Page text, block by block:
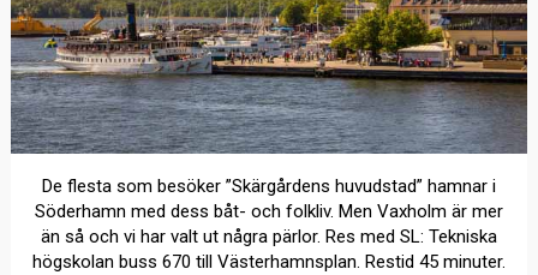
De flesta som besöker ”Skärgårdens huvudstad” hamnar i
Söderhamn med dess båt- och folkliv. Men Vaxholm är mer
än så och vi har valt ut några pärlor. Res med SL: Tekniska
högskolan buss 670 till Västerhamnsplan. Restid 45 minuter.